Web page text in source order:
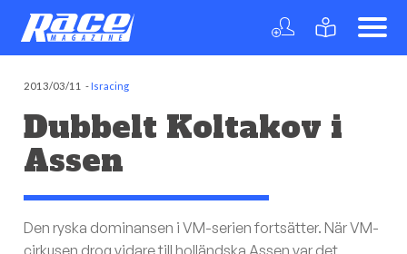
2013/03/11 -Isracing
Dubbelt Koltakov i
Assen
Den ryska dominansen i VM-serien fortsätter. När VM-